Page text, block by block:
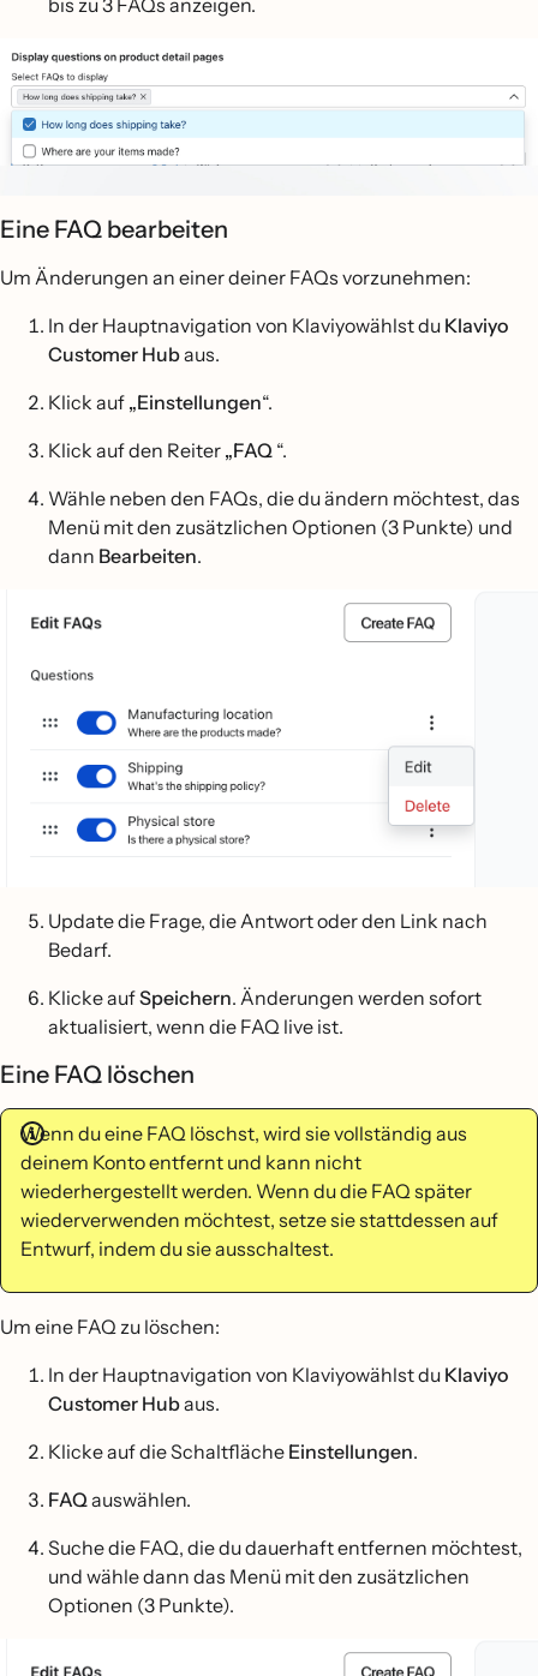
bis zu 3 FAQs anzeigen.
Eine FAQ bearbeiten
Um Änderungen an einer deiner FAQs vorzunehmen:
In der Hauptnavigation von Klaviyowählst du Klaviyo
Customer Hubaus.
Klick auf „Einstellungen“.
Klick auf den Reiter „FAQ “.
Wähle neben den FAQs, die du ändern möchtest, das
Menü mit den zusätzlichen Optionen (3 Punkte) und
dann Bearbeiten.
Update die Frage, die Antwort oder den Link nach
Bedarf.
Klicke aufSpeichern. Änderungen werden sofort
aktualisiert, wenn die FAQ live ist.
Eine FAQ löschen
Wenn du eine FAQ löschst, wird sie vollständig aus
deinem Konto entfernt und kann nicht
wiederhergestellt werden. Wenn du die FAQ später
wiederverwenden möchtest, setze sie stattdessen auf
Entwurf, indem du sie ausschaltest.
Um eine FAQ zu löschen:
In der Hauptnavigation von Klaviyowählst du Klaviyo
Customer Hubaus.
Klicke auf die Schaltfläche Einstellungen.
FAQauswählen.
Suche die FAQ, die du dauerhaft entfernen möchtest,
und wähle dann das Menü mit den zusätzlichen
Optionen (3 Punkte).